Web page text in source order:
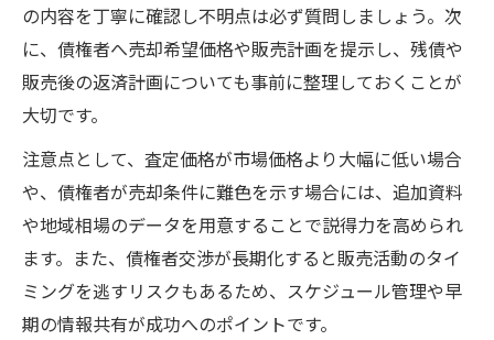
の内容を丁寧に確認し不明点は必ず質問しましょう。次
に、債権者へ売却希望価格や販売計画を提示し、残債や
販売後の返済計画についても事前に整理しておくことが
大切です。
注意点として、査定価格が市場価格より大幅に低い場合
や、債権者が売却条件に難色を示す場合には、追加資料
や地域相場のデータを用意することで説得力を高められ
ます。また、債権者交渉が長期化すると販売活動のタイ
ミングを逃すリスクもあるため、スケジュール管理や早
期の情報共有が成功へのポイントです。